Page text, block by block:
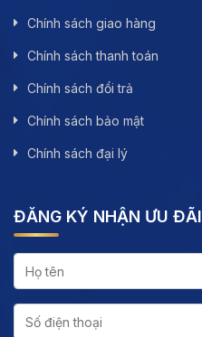
Chính sách giao hàng
Chính sách thanh toán
Chính sách đổi trả
Chính sách bảo mật
Chính sách đại lý
ĐĂNG KÝ NHẬN ƯU ĐÃI